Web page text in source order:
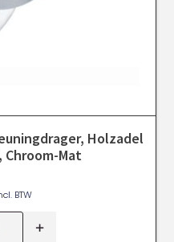
Holzadel
Chroom-Mat
BTW
+